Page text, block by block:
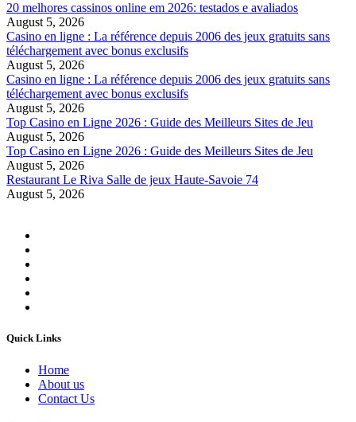
20 melhores cassinos online em 2026: testados e avaliados
August 5, 2026
Casino en ligne : La référence depuis 2006 des jeux gratuits sans
téléchargement avec bonus exclusifs
August 5, 2026
Casino en ligne : La référence depuis 2006 des jeux gratuits sans
téléchargement avec bonus exclusifs
August 5, 2026
Top Casino en Ligne 2026 : Guide des Meilleurs Sites de Jeu
August 5, 2026
Top Casino en Ligne 2026 : Guide des Meilleurs Sites de Jeu
August 5, 2026
Restaurant Le Riva Salle de jeux Haute-Savoie 74
August 5, 2026
Quick Links
Home
About us
Contact Us